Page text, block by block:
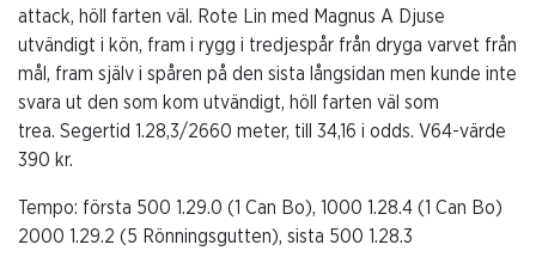
attack, höll farten väl. Rote Lin med Magnus A Djuse
utvändigt i kön, fram i rygg i tredjespår från dryga varvet från
mål, fram själv i spåren på den sista långsidan men kunde inte
svara ut den som kom utvändigt, höll farten väl som
trea. Segertid 1.28,3/2660 meter, till 34,16 i odds. V64-värde
390 kr.
Tempo: första 500 1.29.0 (1 Can Bo), 1000 1.28.4 (1 Can Bo)
2000 1.29.2 (5 Rönningsgutten), sista 500 1.28.3